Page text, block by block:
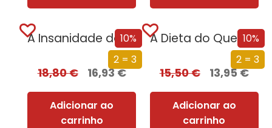
10%
2 = 3
A Insanidade das Massas
18,80€ 16,93€
Adicionar ao
carrinho
10%
2 = 3
A Dieta do Que Se F*da
15,50€ 13,95€
Adicionar ao
carrinho